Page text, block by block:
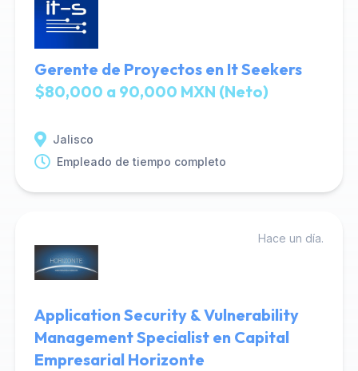
Gerente de Proyectos en It Seekers
$80,000 a 90,000 MXN (Neto)
Jalisco
Empleado de tiempo completo
Hace un día.
Application Security & Vulnerability
Management Specialist en Capital
Empresarial Horizonte